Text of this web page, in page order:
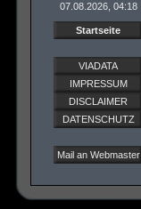
07.08.2026, 04:18
Startseite
VIADATA
IMPRESSUM
DISCLAIMER
DATENSCHUTZ
Mail an Webmaster